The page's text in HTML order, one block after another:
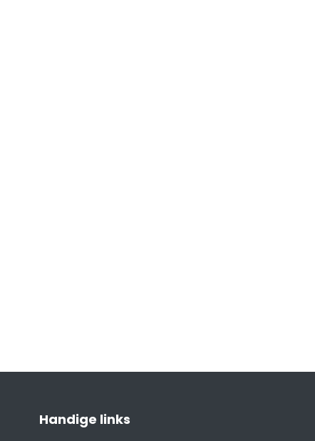
Handige links